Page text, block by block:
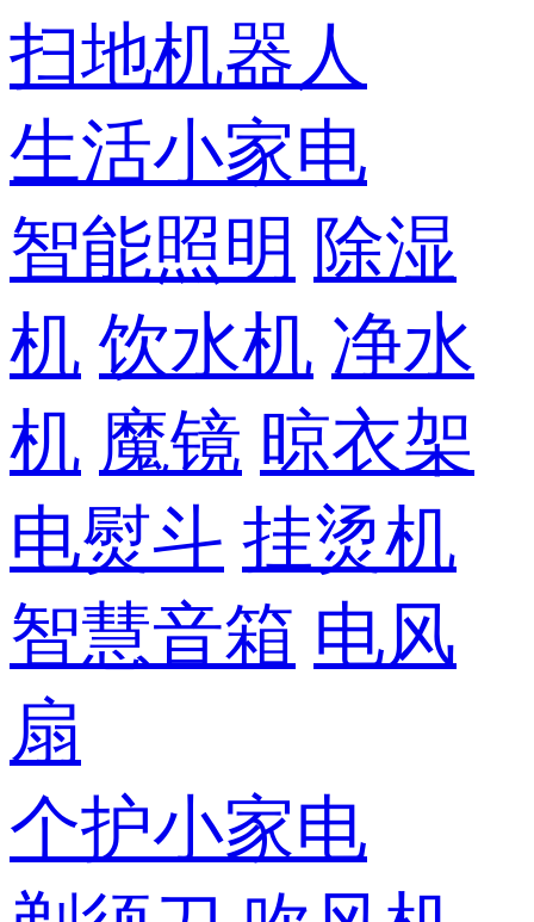
扫地机器人
生活小家电
智能照明 除湿
机 饮水机 净水
机 魔镜 晾衣架
电熨斗 挂烫机
智慧音箱 电风
扇
个护小家电